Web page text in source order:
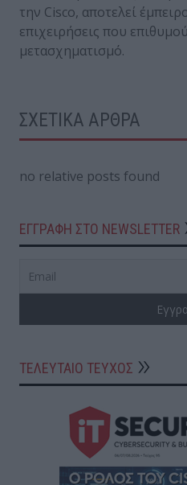
την Cisco, αποτελεί
επιχειρήσεις που
μετασχηματισμό.
ΣΧΕΤΙΚΑ ΑΡΘΡΑ
no relative posts found
ΕΓΓΡΑΦΗ ΣΤΟ NEWSLETTER
ΤΕΛΕΥΤΑΙΟ ΤΕΥΧΟΣ